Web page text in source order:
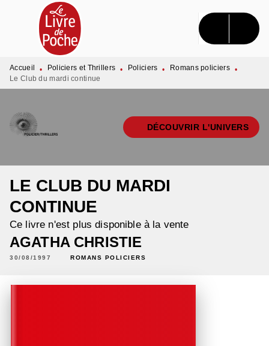
MENU RECHERCHE CONTENU
PIED DE PAGE
Accueil • Policiers et Thrillers • Policiers • Romans policiers •
Le Club du mardi continue
DÉCOUVRIR L'UNIVERS
LE CLUB DU MARDI
CONTINUE
Ce livre n'est plus disponible à la vente
AGATHA CHRISTIE
30/08/1997 ROMANS POLICIERS